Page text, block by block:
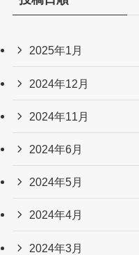
2025年1月
2024年12月
2024年11月
2024年6月
2024年5月
2024年4月
2024年3月